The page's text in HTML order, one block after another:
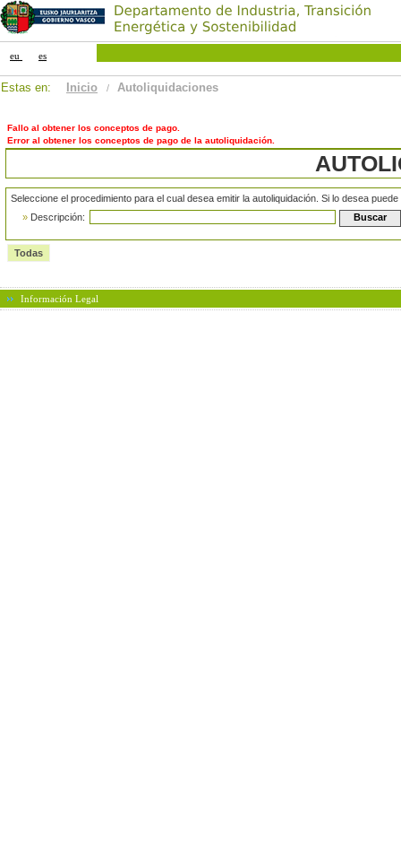
eu es
Estas en: Inicio / Autoliquidaciones
Fallo al obtener los conceptos de pago.
Error al obtener los conceptos de pago de la autoliquidación.
Seleccione el procedimiento para el cual desea emitir la autoliquidación. Si lo desea
»Descripción:
Todas
Información Legal